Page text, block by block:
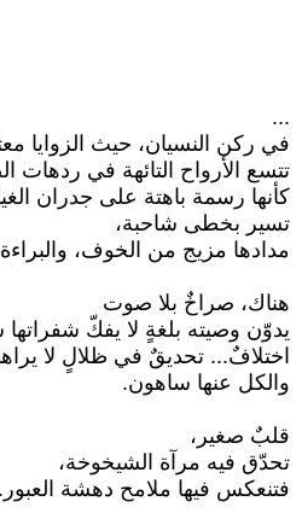
...
في ركن النسيان، حيث الزوايا
تتسع الأرواح التائهة في ردهات
كأنها رسمة باهتة على جدران
تسير بخطى شاحبة،
مدادها مزيج من الخوف،
هناك، صراخٌ بلا صوت
يدوّن وصيته بلغةٍ لا يفكّ
اختلافٌ... تحديقٌ في ظلالٍ لا
والكل عنها ساهون.
قلبٌ صغير،
تحدّق فيه مرآة الشيخوخة،
فتنعكس فيها ملامح دهشة